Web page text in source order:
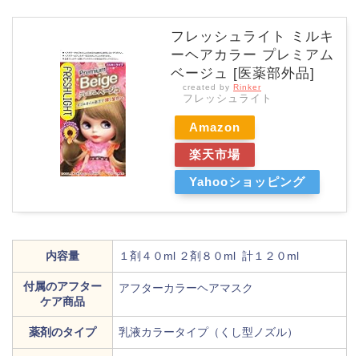
フレッシュライト ミルキ
ーヘアカラー プレミアム
ベージュ [医薬部外品]
created by Rinker
フレッシュライト
Amazon
楽天市場
Yahooショッピング
内容量 １剤４０ml ２剤８０ml 計１２０ml
付属のアフター
ケア商品
アフターカラーヘアマスク
薬剤のタイプ 乳液カラータイプ（くし型ノズル）